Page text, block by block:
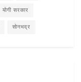
योगी सरकार
सोनभद्र